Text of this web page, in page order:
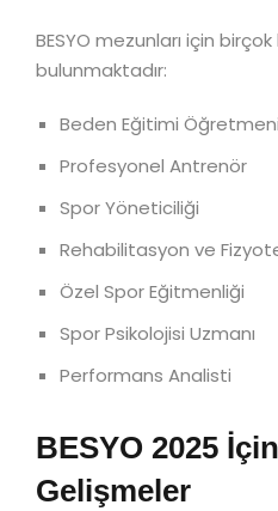
BESYO mezunları için
bulunmaktadır:
Beden Eğitimi Öğretmeni
Profesyonel Antrenör
Spor Yöneticiliği
Rehabilitasyon ve
Özel Spor Eğitmenliği
Spor Psikolojisi Uzmanı
Performans Analisti
BESYO 2025
Gelişmeler